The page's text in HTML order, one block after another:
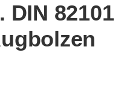
DIN 82101